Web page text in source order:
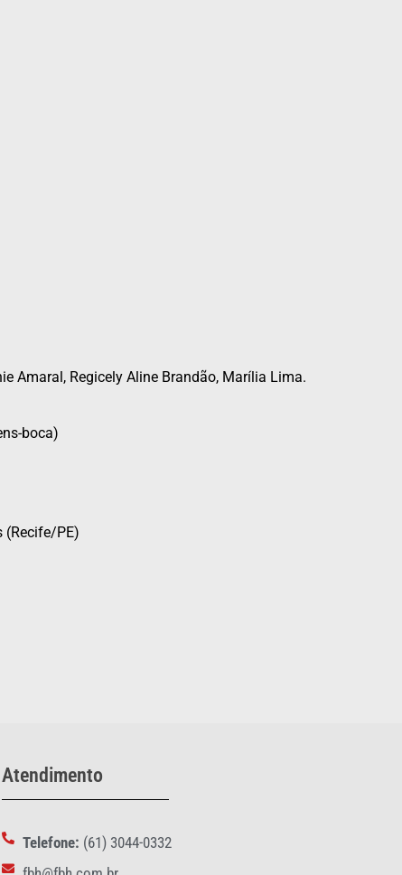
Amaral, Regicely Aline Brandão, Marília Lima.
boca)
(Recife/PE)
Atendimento
Telefone: (61) 3044-0332